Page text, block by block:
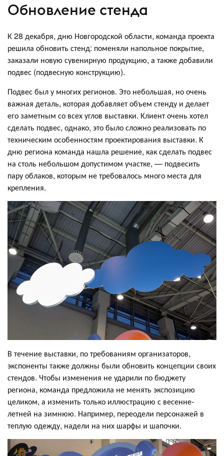
Обновление стенда
К 28 декабря, дню Новгородской области, команда проекта
решила обновить стенд: поменяли напольное покрытие,
заказали новую сувенирную продукцию, а также добавили
подвес (подвесную конструкцию).
Подвес был у многих регионов. Это небольшая, но очень
важная деталь, которая добавляет объем стенду и делает
его заметным со всех углов выставки. Клиент очень хотел
сделать подвес, однако, это было сложно реализовать по
техническим особенностям проектирования выставки. К
дню региона команда нашла решение, как сделать подвес
на столь небольшом допустимом участке, — подвесить
пару облаков, которым не требовалось много места для
крепления.
В течение выставки, по требованиям организаторов,
экспоненты также должны были обновить концепции своих
стендов. Чтобы изменения не ударили по бюджету
региона, команда предложила не менять экспозицию
целиком, а изменить только иллюстрацию с весенне-
летней на зимнюю. Например, переодели персонажей в
теплую одежду, надели на них шарфы и шапочки.